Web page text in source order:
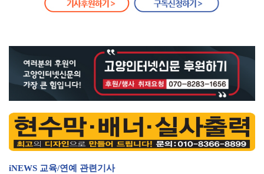
iNEWS 교육/연예 관련기사